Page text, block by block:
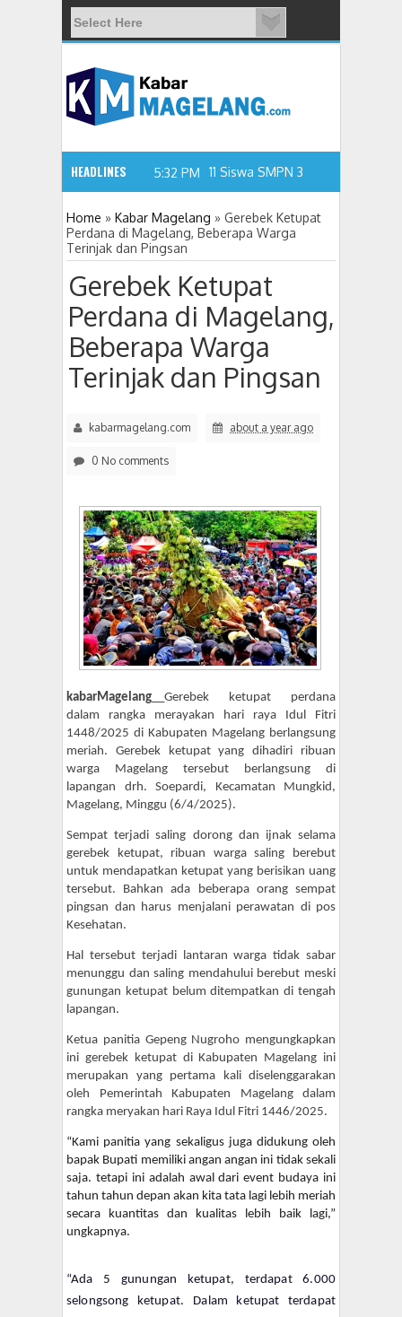
HEADLINES
5:32 PM
11 Siswa SMPN 3 Candimulyo Diduga
Home » Kabar Magelang » Gerebek Ketupat
Perdana di Magelang, Beberapa Warga
Terinjak dan Pingsan
Gerebek Ketupat
Perdana di Magelang,
Beberapa Warga
Terinjak dan Pingsan
kabarmagelang.com about a year ago
0 No comments
kabarMagelang __Gerebek ketupat perdana
dalam rangka merayakan hari raya Idul Fitri
1448/2025 di Kabupaten Magelang berlangsung
meriah. Gerebek ketupat yang dihadiri ribuan
warga Magelang tersebut berlangsung di
lapangan drh. Soepardi, Kecamatan Mungkid,
Magelang, Minggu (6/4/2025).
Sempat terjadi saling dorong dan ijnak selama
gerebek ketupat, ribuan warga saling berebut
untuk mendapatkan ketupat yang berisikan uang
tersebut. Bahkan ada beberapa orang sempat
pingsan dan harus menjalani perawatan di pos
Kesehatan.
Hal tersebut terjadi lantaran warga tidak sabar
menunggu dan saling mendahului berebut meski
gunungan ketupat belum ditempatkan di tengah
lapangan.
Ketua panitia Gepeng Nugroho mengungkapkan
ini gerebek ketupat di Kabupaten Magelang ini
merupakan yang pertama kali diselenggarakan
oleh Pemerintah Kabupaten Magelang dalam
rangka meryakan hari Raya Idul Fitri 1446/2025.
“Kami panitia yang sekaligus juga didukung oleh
bapak Bupati memiliki angan angan ini tidak sekali
saja. tetapi ini adalah awal dari event budaya ini
tahun tahun depan akan kita tata lagi lebih meriah
secara kuantitas dan kualitas lebih baik lagi,”
ungkapnya.
“Ada 5 gunungan ketupat, terdapat 6.000
selongsong ketupat.
Dalam ketupat terdapat